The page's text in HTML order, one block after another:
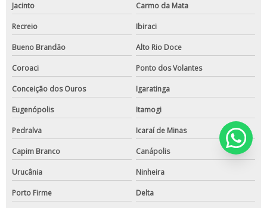
Jacinto Carmo da Mata
Recreio Ibiraci
Bueno Brandão Alto Rio Doce
Coroaci Ponto dos Volantes
Conceição dos Ouros Igaratinga
Eugenópolis Itamogi
Pedralva Icaraí de Minas
Capim Branco Canápolis
Urucânia Ninheira
Porto Firme Delta